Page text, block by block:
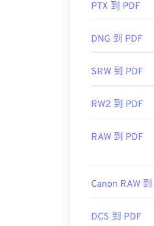
開發者： ISO
實用連結：
https://
PTX 到 PDF
DNG 到 PDF
SRW 到 PDF
RW2 到 PDF
RAW 到 PDF
Canon RAW
DCS 到 PDF